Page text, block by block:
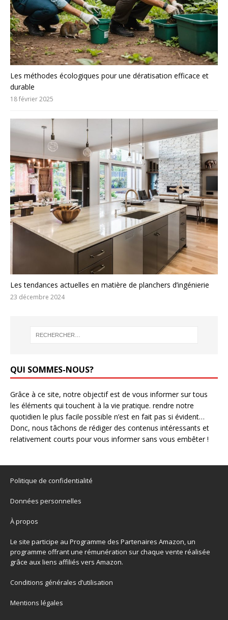
Les méthodes écologiques pour une dératisation efficace et
durable
18 février 2025
Les tendances actuelles en matière de planchers d’ingénierie
23 décembre 2024
QUI SOMMES-NOUS?
Grâce à ce site, notre objectif est de vous informer sur tous
les éléments qui touchent à la vie pratique. rendre notre
quotidien le plus facile possible n’est en fait pas si évident…
Donc, nous tâchons de rédiger des contenus intéressants et
relativement courts pour vous informer sans vous embêter !
Politique de confidentialité
Données personnelles
À propos
Le site participe au Programme des Partenaires Amazon, un
programme offrant une rémunération sur chaque vente réalisée
grâce aux liens affiliés vers Amazon.
Conditions générales d’utilisation
Mentions légales